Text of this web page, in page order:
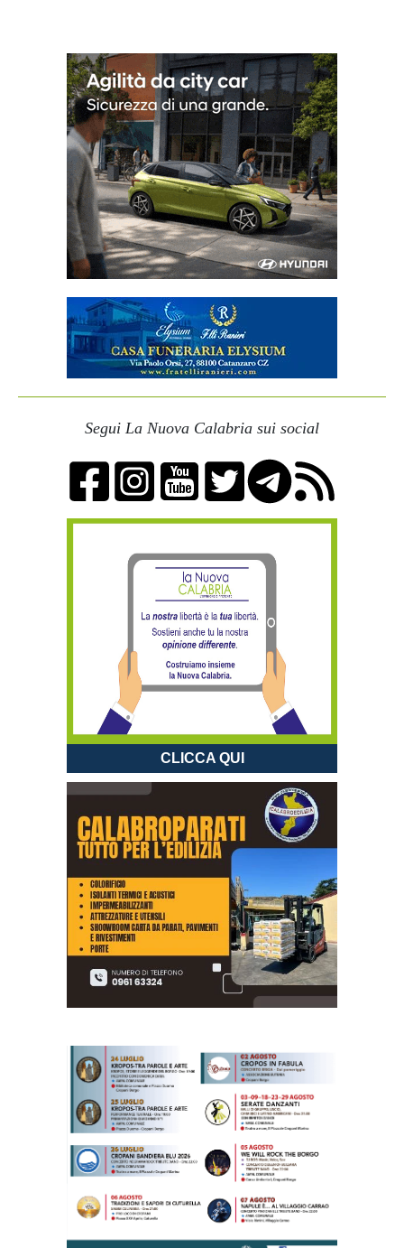
Segui La Nuova Calabria sui social
CLICCA QUI